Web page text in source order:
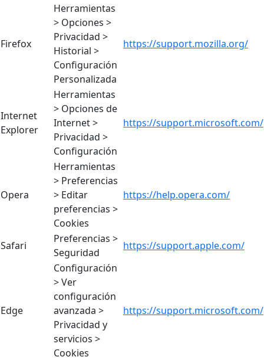
Firefox
Herramientas
> Opciones >
Privacidad >
Historial >
Configuración
Personalizada
https://support.mozilla.org/
Internet
Explorer
Herramientas
> Opciones de
Internet >
Privacidad >
Configuración
https://support.microsoft.com/
Opera
Herramientas
> Preferencias
> Editar
preferencias >
Cookies
https://help.opera.com/
Safari
Preferencias >
Seguridad
https://support.apple.com/
Edge
Configuración
> Ver
configuración
avanzada >
Privacidad y
servicios >
Cookies
https://support.microsoft.com/